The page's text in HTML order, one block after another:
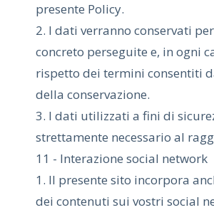
presente Policy.
2. I dati verranno conservati
concreto perseguite e, in ogni
rispetto dei termini consentiti
della conservazione.
3. I dati utilizzati a fini di
strettamente necessario al
11 - Interazione social network
1. Il presente sito incorpora
dei contenuti sui vostri social